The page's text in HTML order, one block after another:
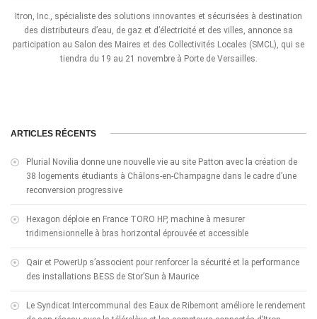
Itron, Inc., spécialiste des solutions innovantes et sécurisées à destination
des distributeurs d’eau, de gaz et d’électricité et des villes, annonce sa
participation au Salon des Maires et des Collectivités Locales (SMCL), qui se
tiendra du 19 au 21 novembre à Porte de Versailles.
ARTICLES RÉCENTS
Plurial Novilia donne une nouvelle vie au site Patton avec la création de
38 logements étudiants à Châlons-en-Champagne dans le cadre d’une
reconversion progressive
Hexagon déploie en France TORO HP, machine à mesurer
tridimensionnelle à bras horizontal éprouvée et accessible
Qair et PowerUp s’associent pour renforcer la sécurité et la performance
des installations BESS de Stor’Sun à Maurice
Le Syndicat Intercommunal des Eaux de Ribemont améliore le rendement